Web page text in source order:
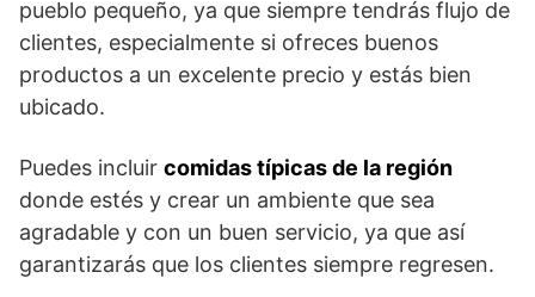
pueblo pequeño, ya que siempre tendrás flujo de
clientes, especialmente si ofreces buenos
productos a un excelente precio y estás bien
ubicado.
Puedes incluir comidas típicas de la región
donde estés y crear un ambiente que sea
agradable y con un buen servicio, ya que así
garantizarás que los clientes siempre regresen.